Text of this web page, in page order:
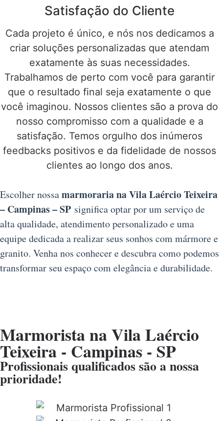
Satisfação do Cliente
Cada projeto é único, e nós nos dedicamos a
criar soluções personalizadas que atendam
exatamente às suas necessidades.
Trabalhamos de perto com você para garantir
que o resultado final seja exatamente o que
você imaginou. Nossos clientes são a prova do
nosso compromisso com a qualidade e a
satisfação. Temos orgulho dos inúmeros
feedbacks positivos e da fidelidade de nossos
clientes ao longo dos anos.
Escolher nossamarmoraria na Vila Laércio Teixeira
– Campinas – SP significa optar por um serviço de
alta qualidade, atendimento personalizado e uma
equipe dedicada a realizar seus sonhos com mármore e
granito. Venha nos conhecer e descubra como podemos
transformar seu espaço com elegância e durabilidade.
Marmorista na Vila Laércio
Teixeira - Campinas - SP
Profissionais qualificados são a nossa
prioridade!